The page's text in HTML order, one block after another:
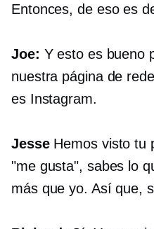
Entonces, de eso es
Joe: Y esto es bueno
nuestra página de
es Instagram.
JesseHemos visto tu
"me gusta", sabes lo
más que yo. Así que,